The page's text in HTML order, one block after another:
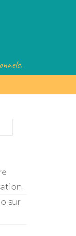
sur